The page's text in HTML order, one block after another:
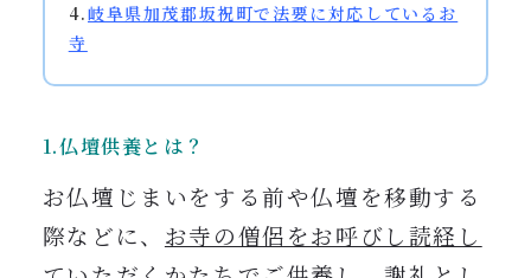
4.岐阜県加茂郡坂祝町で法要に対応しているお
寺
1.仏壇供養とは？
お仏壇じまいをする前や仏壇を移動する
際などに、 お寺の僧侶をお呼びし読経し